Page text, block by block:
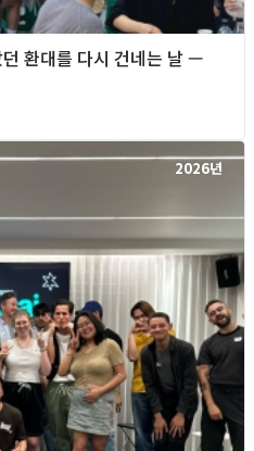
환대를 다시 건네는 날 —
2026년